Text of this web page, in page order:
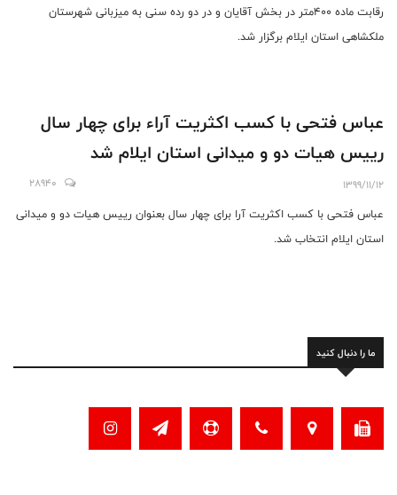
رقابت ماده ۴۰۰متر در بخش آقایان و در دو رده سنی به میزبانی شهرستان
ملکشاهی استان ایلام برگزار شد.
عباس فتحی با کسب اکثریت آراء برای چهار سال
رییس هیات دو و میدانی استان ایلام شد
1399/11/12
28940
عباس فتحی با کسب اکثریت آرا برای چهار سال بعنوان رییس هیات دو و میدانی
استان ایلام انتخاب شد.
ما را دنبال کنید